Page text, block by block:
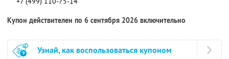
Купон действителен по 6 сентября 2026 включительно
Узнай, как воспользоваться купоном